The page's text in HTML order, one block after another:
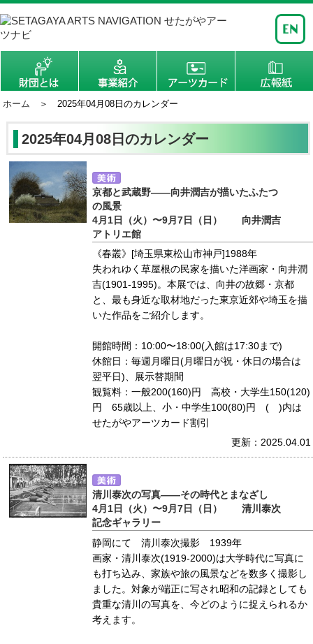
ホーム ＞ 2025年04月08日のカレンダー
2025年04月08日のカレンダー
京都と武蔵野――向井潤吉が描いたふたつ
の風景
4月1日（火）〜9月7日（日） 向井潤吉
アトリエ館
《春叢》[埼玉県東松山市神戸]1988年
失われゆく草屋根の民家を描いた洋画家・向井潤
吉(1901-1995)。本展では、向井の故郷・京都
と、最も身近な取材地だった東京近郊や埼玉を描
いた作品をご紹介します。
開館時間：10:00〜18:00(入館は17:30まで)
休館日：毎週月曜日(月曜日が祝・休日の場合は
翌平日)、展示替期間
観覧料：一般200(160)円 高校・大学生150(120)
円 65歳以上、小・中学生100(80)円 ( )内は
せたがやアーツカード割引
更新：2025.04.01
清川泰次の写真――その時代とまなざし
4月1日（火）〜9月7日（日） 清川泰次
記念ギャラリー
静岡にて 清川泰次撮影 1939年
画家・清川泰次(1919-2000)は大学時代に写真に
も打ち込み、家族や旅の風景などを数多く撮影し
ました。対象が端正に写され昭和の記録としても
貴重な清川の写真を、今どのように捉えられるか
考えます。